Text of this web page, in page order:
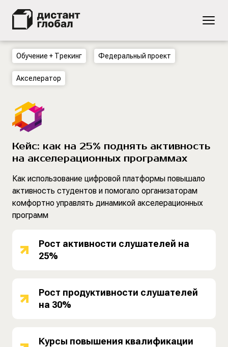
Обучение + Трекинг Федеральный проект
Акселератор
Кейс: как на 25% поднять активность
на акселерационных программах
Как использование цифровой платформы повышало
активность студентов и помогало организаторам
комфортно управлять динамикой акселерационных
программ
Рост активности слушателей на
25%
Рост продуктивности слушателей
на 30%
Курсы повышения квалификации